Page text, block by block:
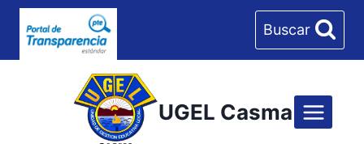
Skip
Buscar
UGEL Casma